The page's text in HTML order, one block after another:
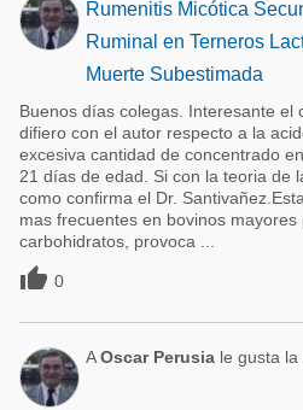
Rumenitis Micótica
Ruminal en Terneros
Muerte Subestimada
Buenos días colegas. Interesante el
difiero con el autor respecto a la
excesiva cantidad de concentrado
21 días de edad. Si con la teoria de
como confirma el Dr.
mas frecuentes en bovinos
carbohidratos, provoca ...
 0
AOscar Perusia le gusta la